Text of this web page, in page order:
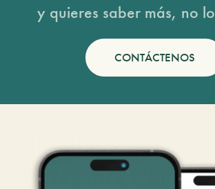
y quieres saber más, no
CONTÁCTENOS